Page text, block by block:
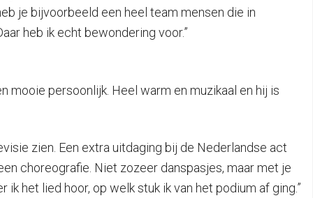
je bijvoorbeeld een heel team mensen die in
heb ik echt bewondering voor.”
mooie persoonlijk. Heel warm en muzikaal en hij is
zien. Een extra uitdaging bij de Nederlandse act
choreografie. Niet zozeer danspasjes, maar met je
het lied hoor, op welk stuk ik van het podium af ging.”